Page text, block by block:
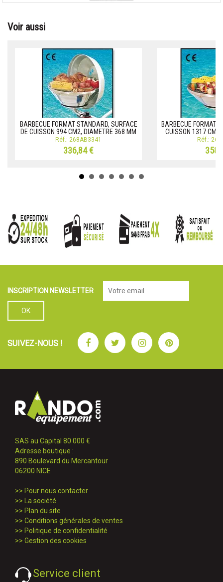
Voir aussi
BARBECUE FORMAT STANDARD, SURFACE
DE CUISSON 994 CM2, DIAMETRE 368 MM
Réf.: 268AB3341
336,84 €
BARBECUE FORMAT
CUISSON 1317
Réf.:
INSCRIPTION NEWSLETTER
SUIVEZ-NOUS ! FacebookTwitterInstagramPinterest
SAS au Capital 80 000 €
Adresse boutique :
890 Boulevard du Mercantour
06200 NICE
>> Pour nous contacter
>>
La société
>> Plan du site
>> Conditions générales de ventes
>> Politique de confidentialité
>> Gestion des cookies
Service client